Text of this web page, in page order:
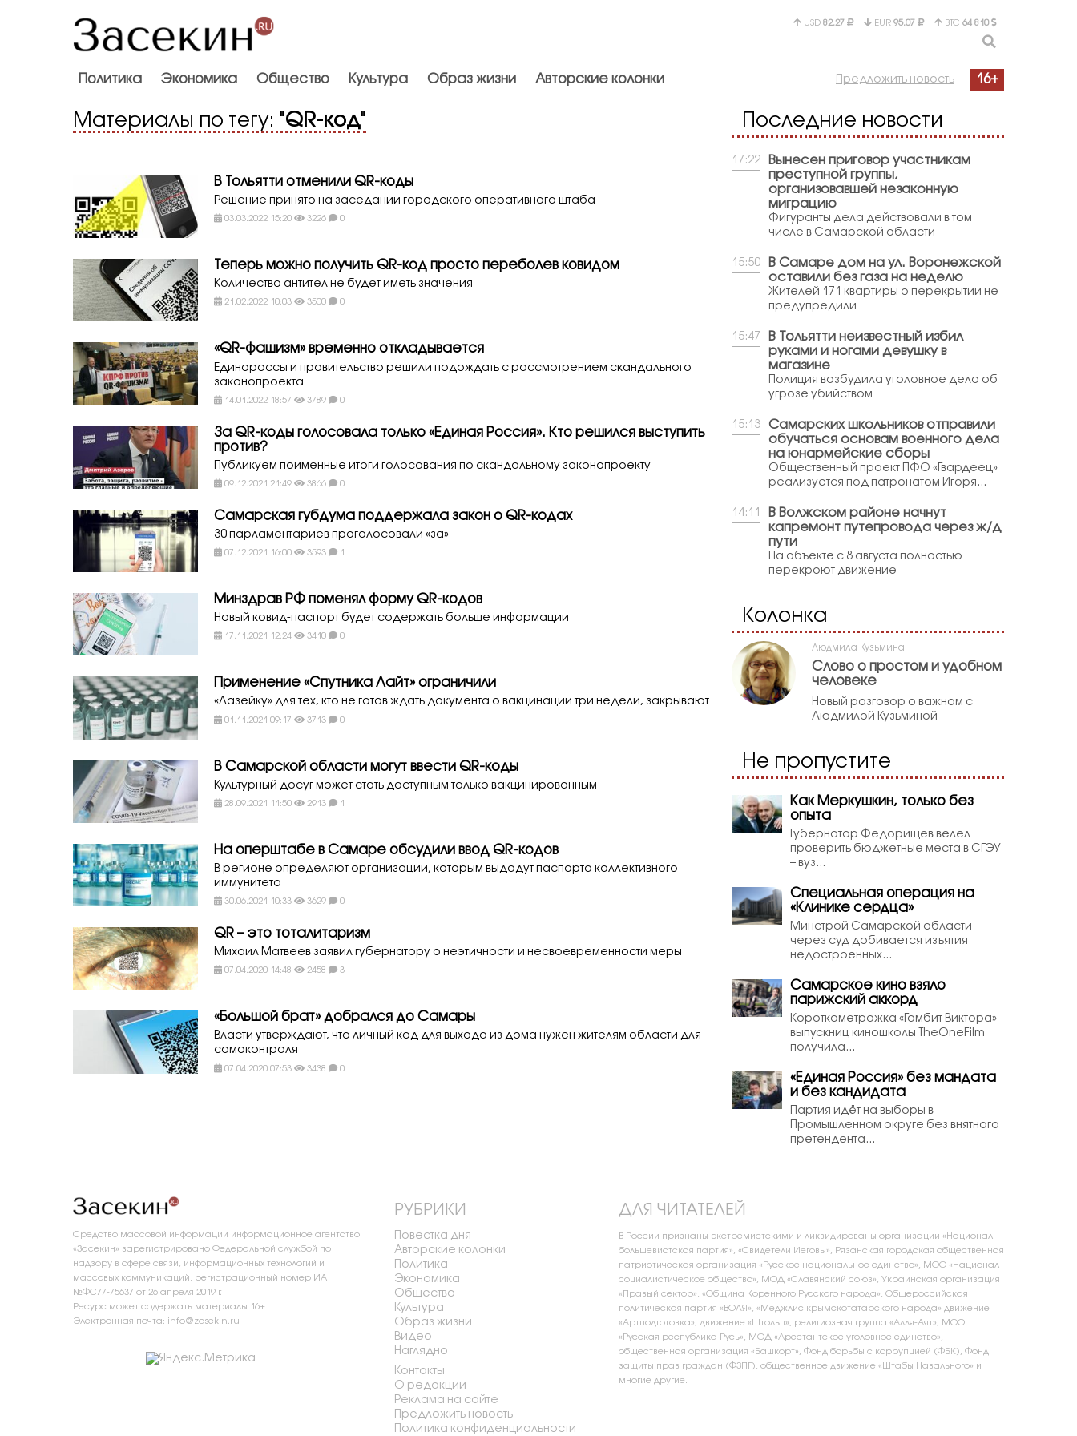
USD 82.27 EUR 95.07 BTC 64 810
Политика Экономика Общество Культура Образ жизни Авторские колонки Предложить новость 16+
Материалы по тегу: "QR-код"
В Тольятти отменили QR-коды
Решение принято на заседании городского оперативного штаба
03.03.2022 15:20 3226 0
Теперь можно получить QR-код просто переболев ковидом
Количество антител не будет иметь значения
21.02.2022 10:03 3500 0
«QR-фашизм» временно откладывается
Единороссы и правительство решили подождать с рассмотрением скандального
законопроекта
14.01.2022 18:57 3789 0
За QR-коды голосовала только «Единая Россия». Кто решился выступить
против?
Публикуем поименные итоги голосования по скандальному законопроекту
09.12.2021 21:49 3866 0
Самарская губдума поддержала закон о QR-кодах
30 парламентариев проголосовали «за»
07.12.2021 16:00 3593 1
Минздрав РФ поменял форму QR-кодов
Новый ковид-паспорт будет содержать больше информации
17.11.2021 12:24 3410 0
Применение «Спутника Лайт» ограничили
«Лазейку» для тех, кто не готов ждать документа о вакцинации три недели, закрывают
01.11.2021 09:17 3713 0
В Самарской области могут ввести QR-коды
Культурный досуг может стать доступным только вакцинированным
28.09.2021 11:50 2913 1
На оперштабе в Самаре обсудили ввод QR-кодов
В регионе определяют организации, которым выдадут паспорта коллективного
иммунитета
30.06.2021 10:33 3629 0
QR – это тоталитаризм
Михаил Матвеев заявил губернатору о неэтичности и несвоевременности меры
07.04.2020 14:48 2458 3
«Большой брат» добрался до Самары
Власти утверждают, что личный код для выхода из дома нужен жителям области для
самоконтроля
07.04.2020 07:53 3438 0
Последние новости
17:22
Вынесен приговор участникам
преступной группы,
организовавшей незаконную
миграцию
Фигуранты дела действовали в том
числе в Самарской области
15:50
В Самаре дом на ул. Воронежской
оставили без газа на неделю
Жителей 171 квартиры о перекрытии не
предупредили
15:47
В Тольятти неизвестный избил
руками и ногами девушку в
магазине
Полиция возбудила уголовное дело об
угрозе убийством
15:13
Самарских школьников отправили
обучаться основам военного дела
на юнармейские сборы
Общественный проект ПФО «Гвардеец»
реализуется под патронатом Игоря...
14:11
В Волжском районе начнут
капремонт путепровода через ж/д
пути
На объекте с 8 августа полностью
перекроют движение
Колонка
Людмила Кузьмина
Слово о простом и удобном
человеке
Новый разговор о важном с
Людмилой Кузьминой
Не пропустите
Как Меркушкин, только без
опыта
Губернатор Федорищев велел
проверить бюджетные места в СГЭУ
– вуз...
Специальная операция на
«Клинике сердца»
Минстрой Самарской области
через суд добивается изъятия
недостроенных...
Самарское кино взяло
парижский аккорд
Короткометражка «Гамбит Виктора»
выпускниц киношколы TheOneFilm
получила...
«Единая Россия» без мандата
и без кандидата
Партия идёт на выборы в
Промышленном округе без внятного
претендента...
Средство массовой информации информационное агентство
«Засекин» зарегистрировано Федеральной службой по
надзору в сфере связи, информационных технологий и
массовых коммуникаций, регистрационный номер ИА
№ФС77-75637 от 26 апреля 2019 г.
Ресурс может содержать материалы 16+
Электронная почта: info@zasekin.ru
РУБРИКИ
Повестка дня
Авторские колонки
Политика
Экономика
Общество
Культура
Образ жизни
Видео
Наглядно
Контакты
О редакции
Реклама на сайте
Предложить новость
Политика конфиденциальности
ДЛЯ ЧИТАТЕЛЕЙ
В России признаны экстремистскими и ликвидированы организации «Национал-
большевистская партия», «Свидетели Иеговы», Рязанская городская общественная
патриотическая организация «Русское национальное единство», МОО «Национал-
социалистическое общество», МОД «Славянский союз», Украинская организация
«Правый сектор», «Община Коренного Русского народа», Общероссийская
политическая партия «ВОЛЯ», «Меджлис крымскотатарского народа» движение
«Артподготовка», движение «Штольц», религиозная группа «Алля-Аят», МОО
«Русская республика Русь», МОД «Арестантское уголовное единство»,
общественная организация «Башкорт», Фонд борьбы с коррупцией (ФБК), Фонд
защиты прав граждан (ФЗПГ), общественное движение «Штабы Навального» и
многие другие.